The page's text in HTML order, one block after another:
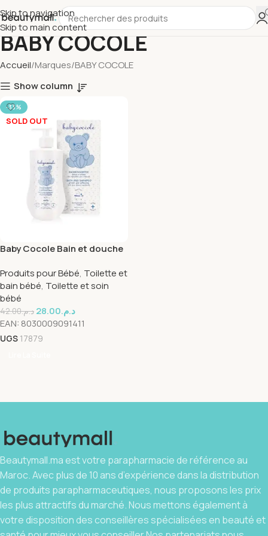
Skip to navigation
Skip to main content
BABY COCOLE
Accueil Marques BABY COCOLE
Show column
-33%
SOLD OUT
Baby Cocole Bain et douche
Produits pour Bébé, Toilette et
bain bébé, Toilette et soin
bébé
د.م.42.00 د.م.28.00
EAN: 8030009091411
UGS 17879
Beautymall.ma est votre parapharmacie de référence au
Maroc. Avec plus de 10 ans d’expérience dans la distribution
de produits parapharmaceutiques, nous proposons les prix
les plus attractifs du marché. Nous mettons également à
votre disposition des conseillères spécialisées en beauté et